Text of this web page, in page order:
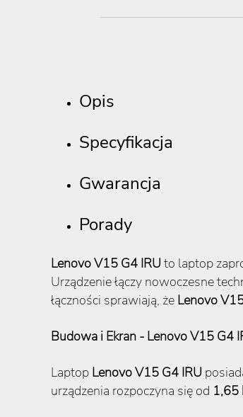
Opis
Specyfikacja
Gwarancja
Porady
Lenovo V15 G4 IRU to laptop
Urządzenie łączy nowoczesne
łączności sprawiają, że Lenovo
Budowa i Ekran - Lenovo V15 G4
Laptop Lenovo V15 G4 IRU
urządzenia rozpoczyna się od 1,65